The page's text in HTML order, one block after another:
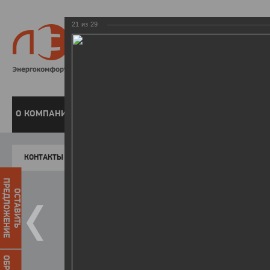
8 800
О КОМПАНИИ
КОНТАКТЫ
ОСТАВИТЬ
ПРЕДЛОЖЕНИЕ
21 из 29